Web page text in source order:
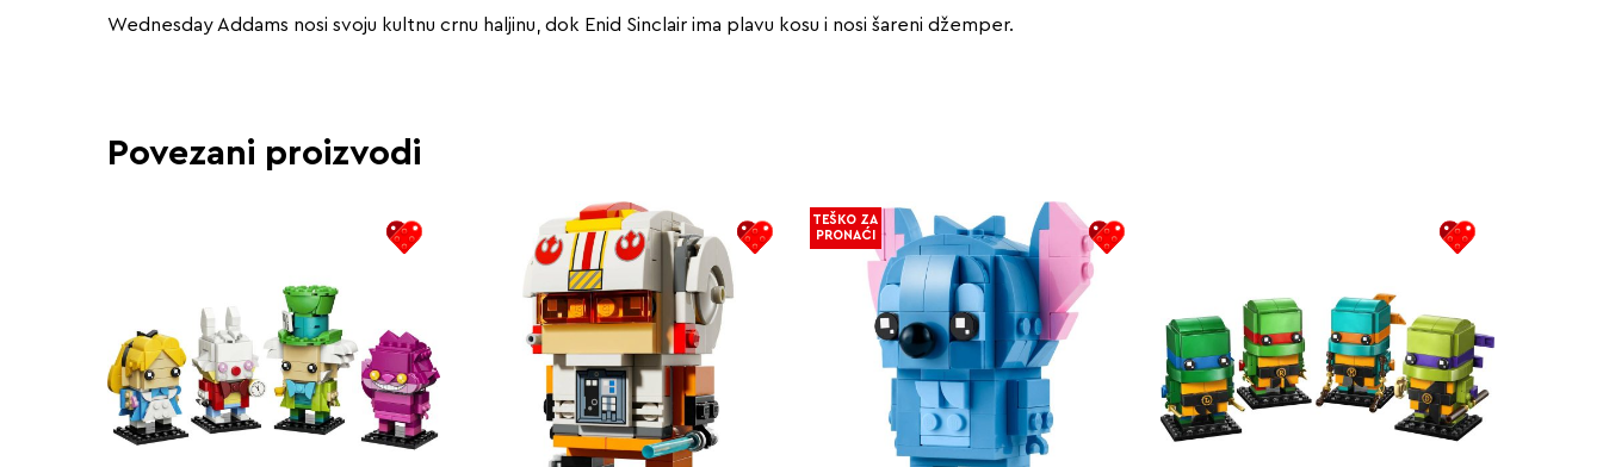
Wednesday Addams nosi svoju kultnu crnu haljinu, dok Enid Sinclair ima plavu kosu i nosi šareni džemper.
Povezani proizvodi
TEŠKO ZA
PRONAĆI